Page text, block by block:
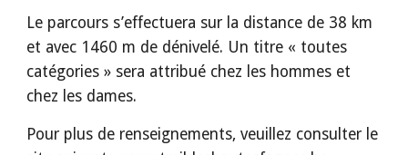
Le parcours s’effectuera sur la distance de 38 km
et avec 1460 m de dénivelé. Un titre « toutes
catégories » sera attribué chez les hommes et
chez les dames.
Pour plus de renseignements, veuillez consulter le